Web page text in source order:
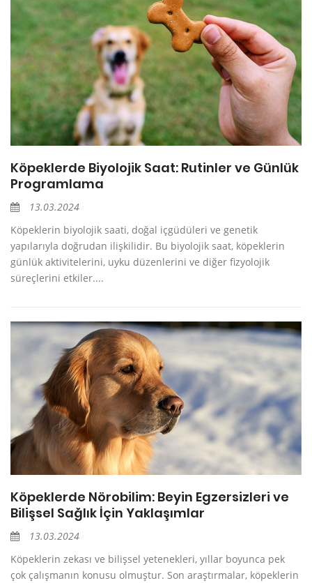
Köpeklerde Biyolojik Saat: Rutinler ve Günlük
Programlama
13.03.2024
Köpeklerin biyolojik saati, doğal içgüdüleri ve genetik
yapılarıyla doğrudan ilişkilidir. Bu biyolojik saat, köpeklerin
günlük aktivitelerini, uyku düzenlerini ve diğer fizyolojik
süreçlerini etkiler....
Köpeklerde Nörobilim: Beyin Egzersizleri ve
Bilişsel Sağlık İçin Yaklaşımlar
13.03.2024
Köpeklerin zekası ve bilişsel yetenekleri, yıllar boyunca pek
çok çalışmanın konusu olmuştur. Son araştırmalar, köpeklerin